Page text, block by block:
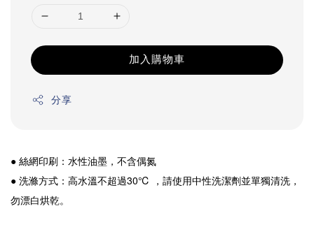
加入購物車
分享
● 絲網印刷：水性油墨，不含偶氮
● 洗滌方式：高水溫不超過30℃ ，請使用中性洗潔劑並單獨清洗，
勿漂白烘乾。